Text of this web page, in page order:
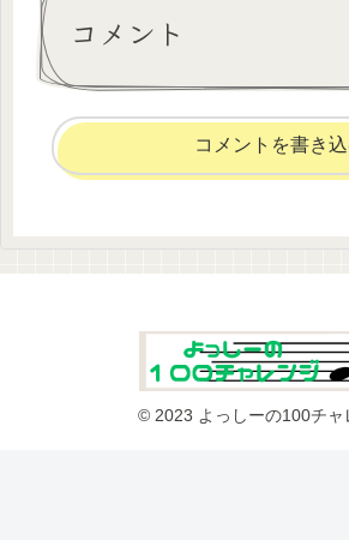
コメント
コメントを書き
© 2023 よっしーの100チャ